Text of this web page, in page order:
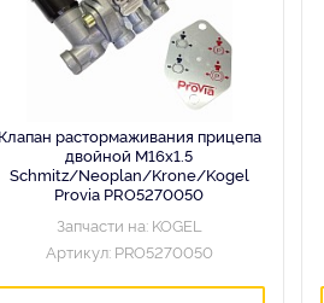
Клапан растормаживания прицепа
двойной M16x1.5
Schmitz/Neoplan/Krone/Kogel
Provia PRO5270050
Запчасти на: KOGEL
Артикул: PRO5270050